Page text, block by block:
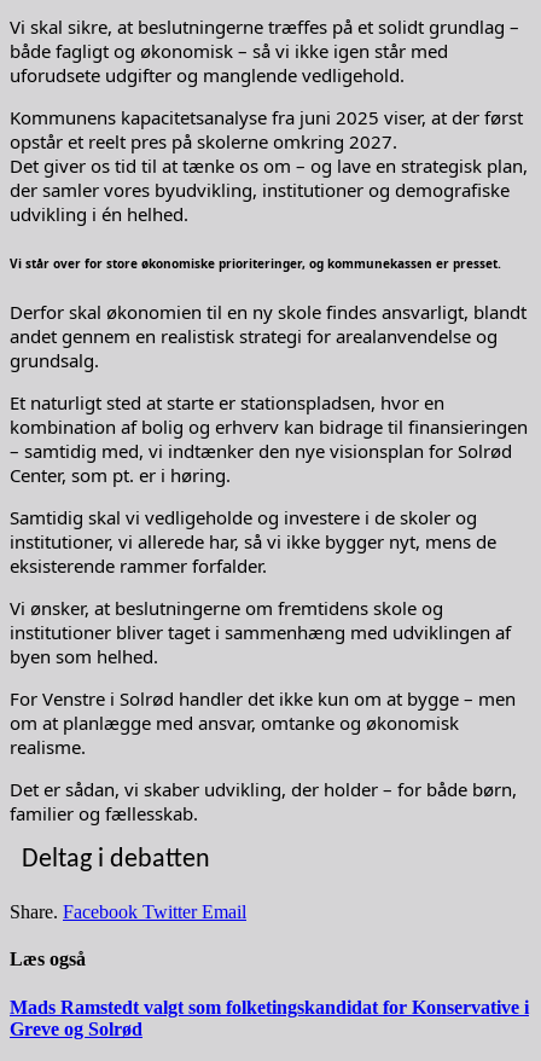
Vi skal sikre, at beslutningerne træffes på et solidt grundlag –
både fagligt og økonomisk – så vi ikke igen står med
uforudsete udgifter og manglende vedligehold.
Kommunens kapacitetsanalyse fra juni 2025 viser, at der først
opstår et reelt pres på skolerne omkring 2027.
Det giver os tid til at tænke os om – og lave en strategisk plan,
der samler vores byudvikling, institutioner og demografiske
udvikling i én helhed.
Vi står over for store økonomiske prioriteringer, og kommunekassen er presset.
Derfor skal økonomien til en ny skole findes ansvarligt, blandt
andet gennem en realistisk strategi for arealanvendelse og
grundsalg.
Et naturligt sted at starte er stationspladsen, hvor en
kombination af bolig og erhverv kan bidrage til finansieringen
– samtidig med, vi indtænker den nye visionsplan for Solrød
Center, som pt. er i høring.
Samtidig skal vi vedligeholde og investere i de skoler og
institutioner, vi allerede har, så vi ikke bygger nyt, mens de
eksisterende rammer forfalder.
Vi ønsker, at beslutningerne om fremtidens skole og
institutioner bliver taget i sammenhæng med udviklingen af
byen som helhed.
For Venstre i Solrød handler det ikke kun om at bygge – men
om at planlægge med ansvar, omtanke og økonomisk
realisme.
Det er sådan, vi skaber udvikling, der holder – for både børn,
familier og fællesskab.
Deltag i debatten
Share. Facebook Twitter Email
Læs også
Mads Ramstedt valgt som folketingskandidat for Konservative i
Greve og Solrød